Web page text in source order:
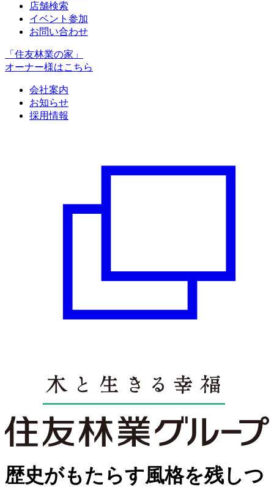
店舗検索
イベント参加
お問い合わせ
「住友林業の家」
オーナー様はこちら
会社案内
お知らせ
採用情報
歴史がもたらす風格を残しつ